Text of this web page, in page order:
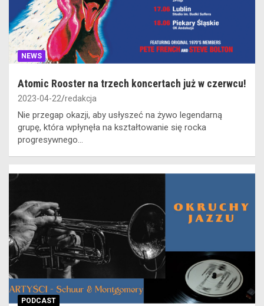
NEWS
Atomic Rooster na trzech koncertach już w czerwcu!
2023-04-22 redakcja
Nie przegap okazji, aby usłyszeć na żywo legendarną
grupę, która wpłynęła na kształtowanie się rocka
progresywnego…
PODCAST